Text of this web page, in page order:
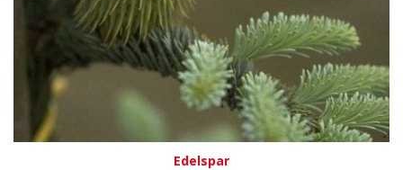
Edelspar